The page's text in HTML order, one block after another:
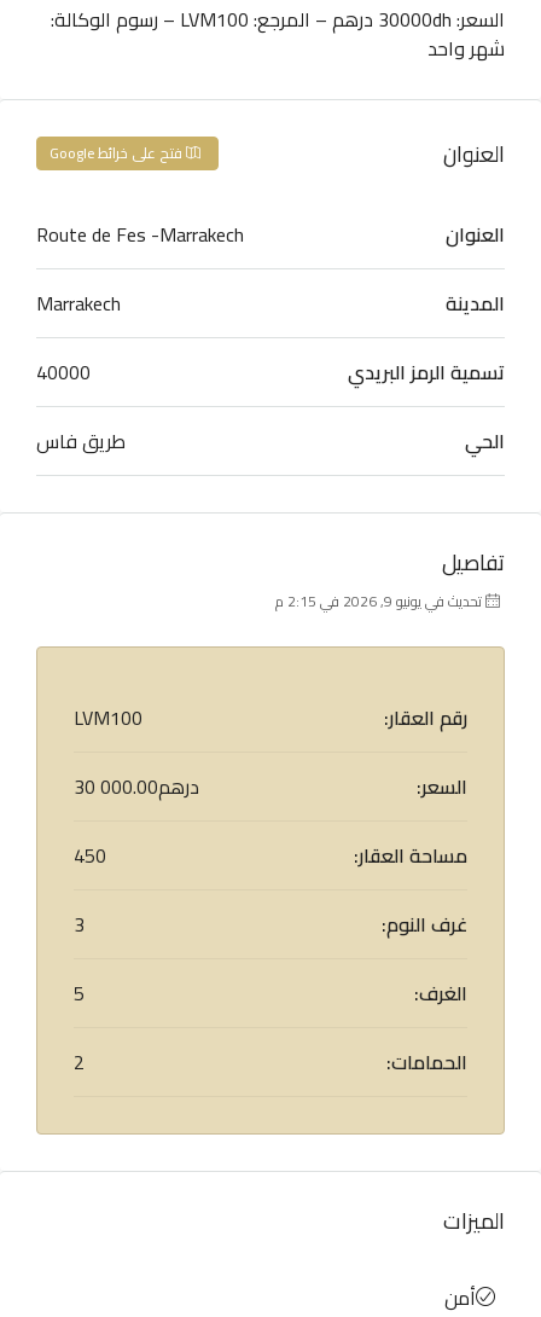
السعر: 30000dh درهم – المرجع: LVM100 – رسوم الوكالة:
شهر واحد
العنوان فتح على خرائط Google
العنوان
Route de Fes -Marrakech
المدينة
Marrakech
تسمية الرمز البريدي
40000
الحي
طريق فاس
تفاصيل
تحديث في يونيو 9, 2026 في 2:15 م
رقم العقار:
LVM100
السعر:
30 000.00درهم
مساحة العقار:
450
غرف النوم:
3
الغرف:
5
الحمامات:
2
الميزات
أمن